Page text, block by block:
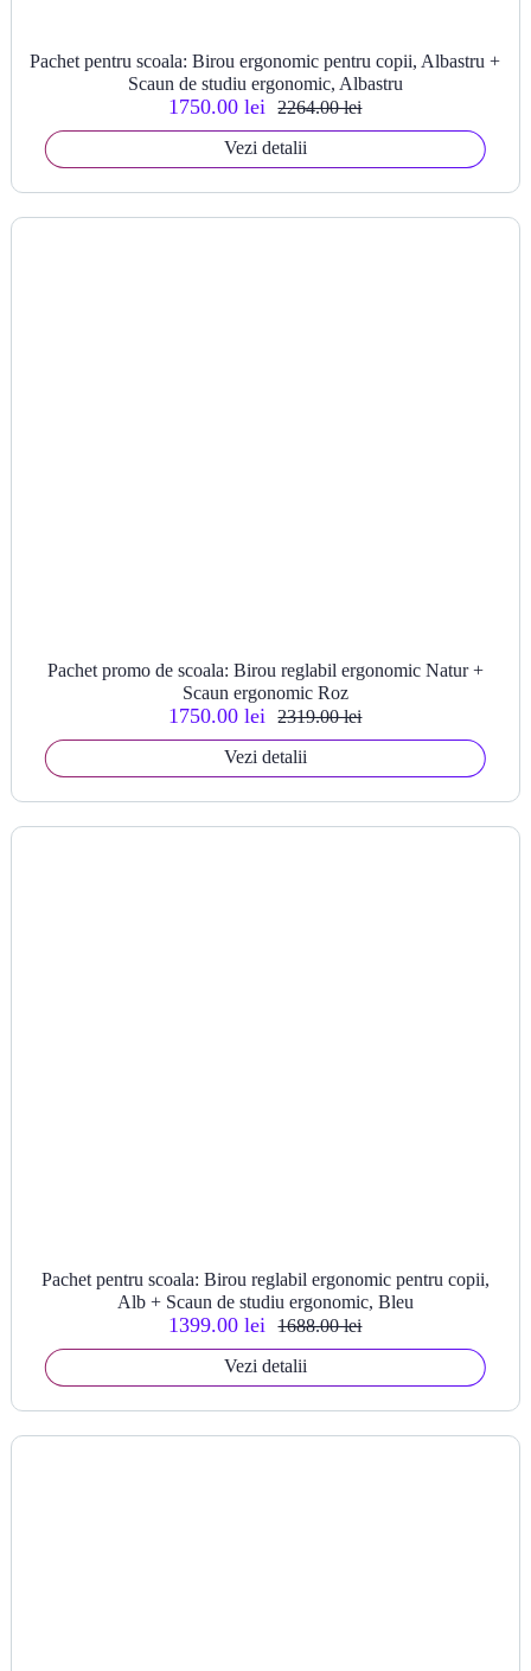
Pachet pentru scoala: Birou ergonomic pentru copii, Albastru +
Scaun de studiu ergonomic, Albastru
2264.00 lei
1750.00 lei
Vezi detalii
Pachet promo de scoala: Birou reglabil ergonomic Natur +
Scaun ergonomic Roz
2319.00 lei
1750.00 lei
Vezi detalii
Pachet pentru scoala: Birou reglabil ergonomic pentru copii,
Alb + Scaun de studiu ergonomic, Bleu
1688.00 lei
1399.00 lei
Vezi detalii